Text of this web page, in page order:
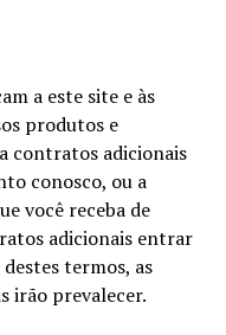
a este site e às
produtos e
contratos adicionais
conosco, ou a
você receba de
adicionais entrar
termos, as
irão prevalecer.